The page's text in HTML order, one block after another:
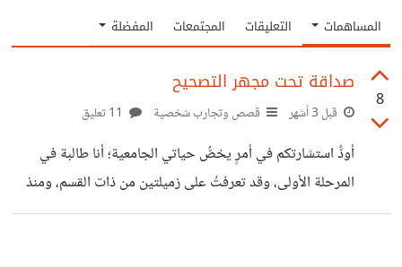
المساهمات التعليقات المجتمعات المفضلة
8
صداقة تحت مجهر التصحيح
قبل 3 أشهر قصص وتجارب شخصية
أودُّ استشارتكم في أمرٍ يخصُّ حياتي الجامعية؛ أنا طالبة في
المرحلة الأولى، وقد تعرفتُ على زميلتين من ذات القسم، ومنذ
اللقاء الأول بدتا لي في غاية الأدب والرقي في التعامل، فتطورت